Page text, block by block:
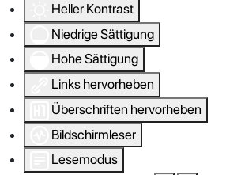
Heller Kontrast
Niedrige Sättigung
Hohe Sättigung
Links hervorheben
Überschriften hervorheben
Bildschirmleser
Lesemodus